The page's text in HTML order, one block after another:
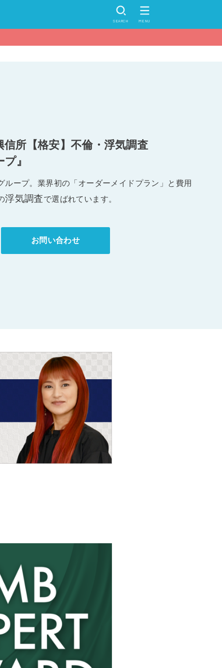
SEARCH MENU
信所【格安】不倫・浮気調査
』
ループ。業界初の「オーダーメイドプラン」と費用
浮気調査で選ばれています。
お問い合わせ